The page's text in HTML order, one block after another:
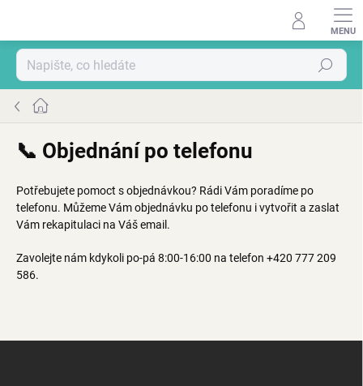
Hledat
Domů
📞 Objednání po telefonu
Potřebujete pomoct s objednávkou? Rádi Vám poradíme po
telefonu. Můžeme Vám objednávku po telefonu i vytvořit a zaslat
Vám rekapitulaci na Váš email.
Zavolejte nám kdykoli po-pá 8:00-16:00 na telefon +420 777 209
586.